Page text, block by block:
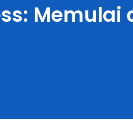
Memulai